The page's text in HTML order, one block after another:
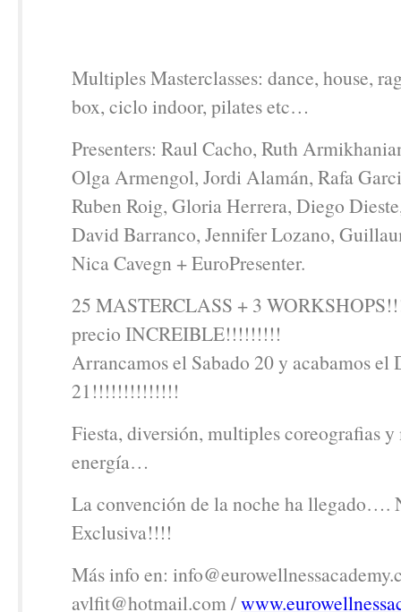
Multiples Masterclasses: dance, house,
box, ciclo indoor, pilates etc…
Presenters: Raul Cacho, Ruth
Olga Armengol, Jordi Alamán, Rafa
Ruben Roig, Gloria Herrera, Diego
David Barranco, Jennifer Lozano,
Nica Cavegn + EuroPresenter.
25 MASTERCLASS + 3
precio INCREIBLE!!!!!!!!!
Arrancamos el Sabado 20 y acabamos el
21!!!!!!!!!!!!!!
Fiesta, diversión, multiples coreografias
energía…
La convención de la noche ha llegado….
Exclusiva!!!!
Más info en:
avlfit@hotmail.com /